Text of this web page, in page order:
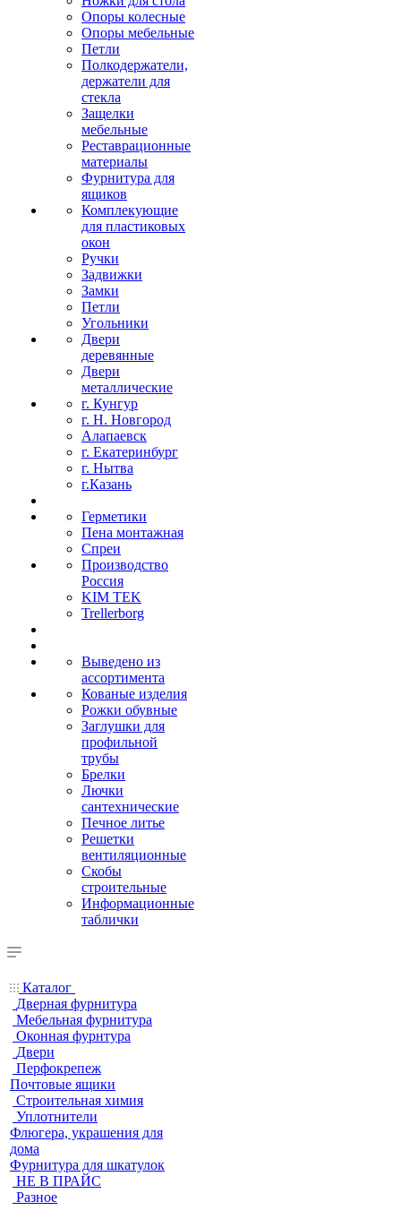
Опоры колесные
Опоры мебельные
Петли
Полкодержатели,
держатели для
стекла
Защелки
мебельные
Реставрационные
материалы
Фурнитура для
ящиков
Комплекующие
для пластиковых
окон
Ручки
Задвижки
Замки
Петли
Угольники
Двери
деревянные
Двери
металлические
г. Кунгур
г. Н. Новгород
Алапаевск
г. Екатеринбург
г. Нытва
г.Казань
Герметики
Пена монтажная
Спреи
Производство
Россия
KIM TEK
Trellerborg
Выведено из
ассортимента
Кованые изделия
Рожки обувные
Заглушки для
профильной
трубы
Брелки
Лючки
сантехнические
Печное литье
Решетки
вентиляционные
Скобы
строительные
Информационные
таблички
Каталог
Дверная фурнитура
Мебельная фурнитура
Оконная фурнтура
Двери
Перфокрепеж
Почтовые ящики
Строительная химия
Уплотнители
Флюгера, украшения для
дома
Фурнитура для шкатулок
НЕ В ПРАЙС
Разное